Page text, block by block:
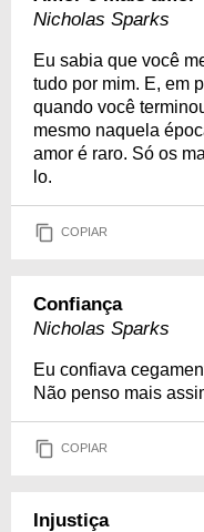
Nicholas Sparks
Eu sabia que você
tudo por mim. E, em
quando você
mesmo naquela
amor é raro. Só os
lo.
COPIAR
Confiança
Nicholas Sparks
Eu confiava
Não penso mais
COPIAR
Injustiça